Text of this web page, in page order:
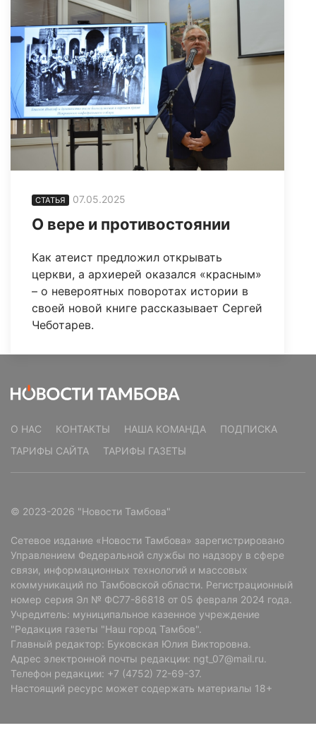
СТАТЬЯ 07.05.2025
О вере и противостоянии
Как атеист предложил открывать
церкви, а архиерей оказался «красным»
– о невероятных поворотах истории в
своей новой книге рассказывает Сергей
Чеботарев.
О НАС КОНТАКТЫ НАША КОМАНДА
ПОДПИСКА
ТАРИФЫ САЙТА
ТАРИФЫ ГАЗЕТЫ
© 2023-2026 "Новости Тамбова"
Сетевое издание «Новости Тамбова» зарегистрировано
Управлением Федеральной службы по надзору в сфере
связи, информационных технологий и массовых
коммуникаций по Тамбовской области. Регистрационный
номер серия Эл № ФС77-86818 от 05 февраля 2024 года.
Учредитель: муниципальное казенное учреждение
"Редакция газеты "Наш город Тамбов".
Главный редактор: Буковская Юлия Викторовна.
Адрес электронной почты редакции: ngt_07@mail.ru.
Телефон редакции: +7 (4752) 72-69-37.
Настоящий ресурс может содержать материалы 18+